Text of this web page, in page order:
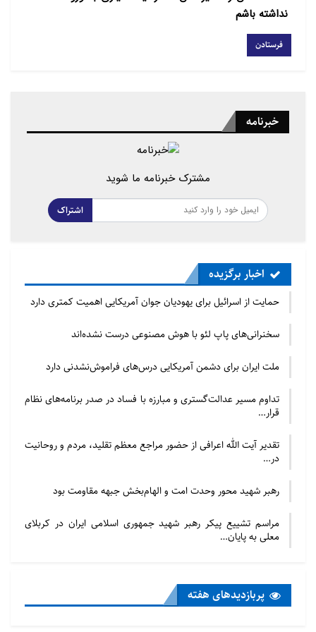
نداشته باشم
خبرنامه
مشترک خبرنامه ما شوید
اشتراک
اخبار برگزیده
حمایت از اسرائیل برای یهودیان جوان آمریکایی اهمیت کمتری دارد
سخنرانی‌های پاپ لئو با هوش مصنوعی درست نشده‌اند
ملت ایران برای دشمن آمریکایی درس‌های فراموش‌نشدنی دارد
تداوم مسیر عدالت‌گستری و مبارزه با فساد در صدر برنامه‌های نظام
قرار…
تقدیر آیت الله اعرافی از حضور مراجع معظم تقلید، مردم و روحانیت
در…
رهبر شهید محور وحدت امت و الهام‌بخش جبهه مقاومت بود
مراسم تشییع پیکر رهبر شهید جمهوری اسلامی ایران در کربلای
معلی به پایان…
پربازدید‌های هفته